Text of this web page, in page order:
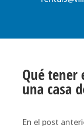
Qué
una casa
En el post